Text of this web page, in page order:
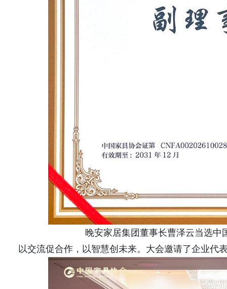
晚安家居集团董事长曹泽云当选
以交流促合作，以智慧创未来。大会邀请了企业代